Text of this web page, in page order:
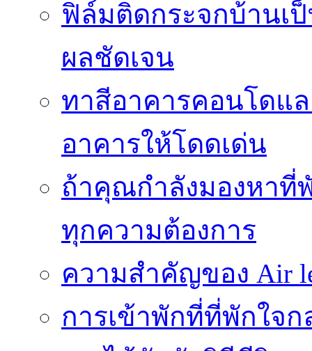
ฟิล์มติดกระจกบ้านเ
ผลชัดเจน
ทาสีอาคารคอนโดแ
อาคารให้โดดเด่น
ถ้าคุณกำลังมองหาที่
ทุกความต้องการ
ความสำคัญของ Air
การเข้าพักที่ที่พักใจก